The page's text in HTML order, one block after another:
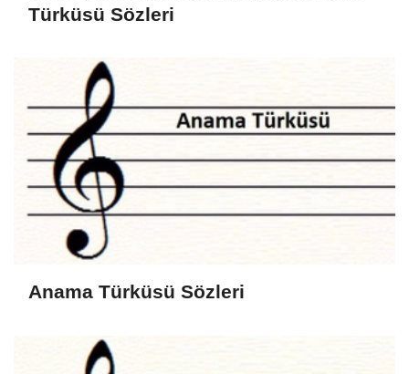
Türküsü Sözleri
Anama Türküsü Sözleri